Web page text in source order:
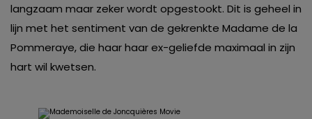
langzaam maar zeker wordt opgestookt. Dit is geheel in
lijn met het sentiment van de gekrenkte Madame de la
Pommeraye, die haar haar ex-geliefde maximaal in zijn
hart wil kwetsen.